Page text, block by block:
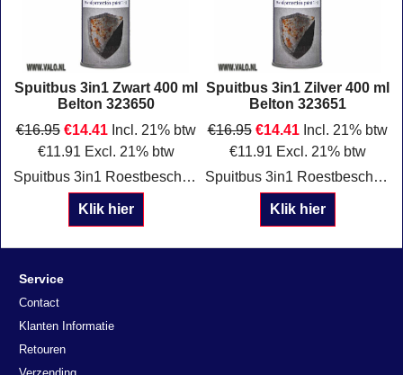
Spuitbus 3in1 Zwart 400 ml
Belton 323650
€16.95 €14.41 Incl. 21% btw
€11.91 Excl. 21% btw
Spuitbus 3in1 Roestbescherming, primer en topcoat Kleur: Zwart Inhoud: 400 ml Belton 323650
Klik hier
Spuitbus 3in1 Zilver 400 ml
Belton 323651
€16.95 €14.41 Incl. 21% btw
€11.91 Excl. 21% btw
Spuitbus 3in1 Roestbescherming, primer en topcoat Kleur: Zilver Inhoud: 400 ml Belton 323651
Klik hier
Service
Contact
Klanten Informatie
Retouren